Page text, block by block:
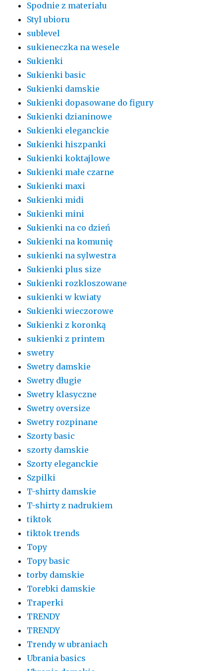
Spodnie z materiału
Styl ubioru
sublevel
sukieneczka na wesele
Sukienki
Sukienki basic
Sukienki damskie
Sukienki dopasowane do figury
Sukienki dzianinowe
Sukienki eleganckie
Sukienki hiszpanki
Sukienki koktajlowe
Sukienki małe czarne
Sukienki maxi
Sukienki midi
Sukienki mini
Sukienki na co dzień
Sukienki na komunię
sukienki na sylwestra
Sukienki plus size
Sukienki rozkloszowane
sukienki w kwiaty
Sukienki wieczorowe
Sukienki z koronką
sukienki z printem
swetry
Swetry damskie
Swetry długie
Swetry klasyczne
Swetry oversize
Swetry rozpinane
Szorty basic
szorty damskie
Szorty eleganckie
Szpilki
T-shirty damskie
T-shirty z nadrukiem
tiktok
tiktok trends
Topy
Topy basic
torby damskie
Torebki damskie
Traperki
TRENDY
TRENDY
Trendy w ubraniach
Ubrania basics